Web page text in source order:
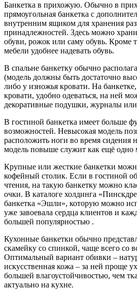
Банкетка в прихожую. Обычно в
прямоугольная банкетка с
внутренним ящиком для хранения
принадлежностей. Здесь можно
обуви, рожок или саму обувь. Кроме
мебели удобнее надевать обувь.
В спальне банкетку обычно
(модель должны быть достаточно
либо у изножья кровати. На
кровати, удобно одеваться, на ней
декоративные подушки, журналы
В гостиной банкетка имеет больше
возможностей. Невысокая модель
расположить ноги во время сидения
модель повыше служит как ещё одно
Крупные или жесткие банкетки
кофейный столик. Если в гостиной
чтения, на такую банкетку можно
очки. В каталоге холдинга
банкетка «Эшли», которую можно
уже завоевала сердца клиентов и
большей популярностью .
Кухонные банкетки обычно
скамейку со спинкой, чаще всего со
Оптимальный вариант обивки –
искусственная кожа – за ней проще
большей влагоустойчивостью, чем
актуально на кухне.